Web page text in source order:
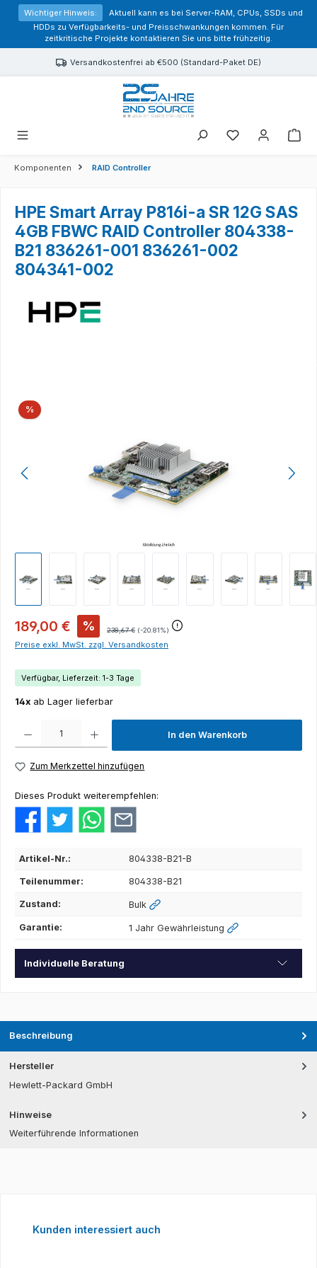
springen
Wichtiger Hinweis:
Aktuell kann es bei Server-RAM, CPUs, SSDs und
HDDs zu Verfügbarkeits- und Preisschwankungen kommen. Für
zeitkritische Projekte kontaktieren Sie uns bitte frühzeitig.
Versandkostenfrei ab €500 (Standard-Paket DE)
Sie haben 0
Komponenten RAID Controller
HPE Smart Array P816i-a SR 12G SAS
4GB FBWC RAID Controller 804338-
B21 836261-001 836261-002
804341-002
Bildergalerie überspringen
% Rabatt
189,00 € % 238,67 € (-20.81%)
Preise exkl. MwSt. zzgl. Versandkosten
Verfügbar, Lieferzeit: 1-3 Tage
14x ab Lager lieferbar
In den Warenkorb
Zum Merkzettel hinzufügen
Dieses Produkt weiterempfehlen:
Artikel-Nr.: 804338-B21-B
Teilenummer: 804338-B21
Zustand: Bulk
Garantie: 1 Jahr Gewährleistung
Individuelle Beratung
Beschreibung
Hersteller
Hewlett-Packard GmbH
Hinweise
Weiterführende Informationen
Produktgalerie überspringen
Kunden interessiert auch